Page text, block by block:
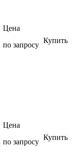
Цена
по запросу
Купить
Цена
по запросу
Купить